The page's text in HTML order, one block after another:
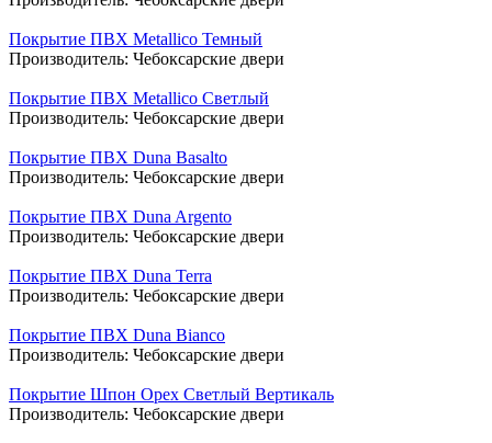
Покрытие ПВХ Metallico Темный
Производитель: Чебоксарские двери
Покрытие ПВХ Metallico Светлый
Производитель: Чебоксарские двери
Покрытие ПВХ Duna Basalto
Производитель: Чебоксарские двери
Покрытие ПВХ Duna Argento
Производитель: Чебоксарские двери
Покрытие ПВХ Duna Terra
Производитель: Чебоксарские двери
Покрытие ПВХ Duna Bianco
Производитель: Чебоксарские двери
Покрытие Шпон Орех Светлый Вертикаль
Производитель: Чебоксарские двери